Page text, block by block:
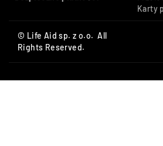
Karty
© Life Aid sp. z o.o. All
Rights Reserved.